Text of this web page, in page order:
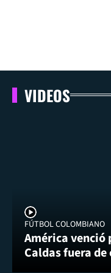
VIDEOS
FÚTBOL COLOMBIANO
América venció
Caldas fuera de